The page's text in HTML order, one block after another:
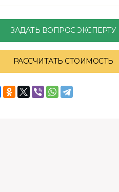
ЗАДАТЬ ВОПРОС ЭКСПЕРТУ
РАССЧИТАТЬ СТОИМОСТЬ